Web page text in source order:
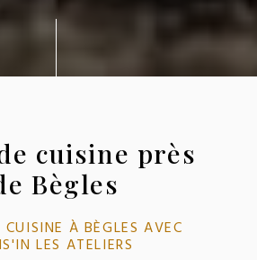
cuisine près
Bègles
CUISINE À BÈGLES AVEC
LES ATELIERS